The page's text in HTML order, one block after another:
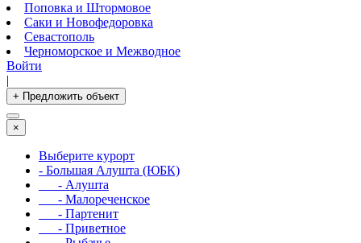
Поповка и Штормовое
Саки и Новофедоровка
Севастополь
Черноморское и Межводное
Войти
|
+ Предложить объект
×
Выберите курорт
- Большая Алушта (ЮБК)
- Алушта
- Малореченское
- Партенит
- Приветное